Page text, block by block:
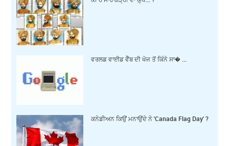
ਵਰਲਡ ਵਾਈਡ ਵੈੱਬ ਦੀ ਖੋਜ ਤੋਂ ਕਿੰਨੇ ਸਾ� ...
ਕਨੇਡੀਅਨ ਕਿਉਂ ਮਨਾਉਂਦੇ ਨੇ 'Canada Flag Day' ?